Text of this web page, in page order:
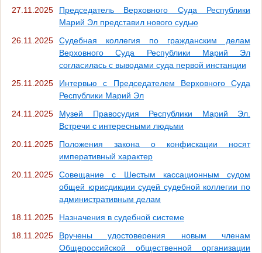
27.11.2025
Председатель Верховного Суда Республики
Марий Эл представил нового судью
26.11.2025
Судебная коллегия по гражданским делам
Верховного Суда Республики Марий Эл
согласилась с выводами суда первой инстанции
25.11.2025
Интервью с Председателем Верховного Суда
Республики Марий Эл
24.11.2025
Музей Правосудия Республики Марий Эл.
Встречи с интересными людьми
20.11.2025
Положения закона о конфискации носят
императивный характер
20.11.2025
Совещание с Шестым кассационным судом
общей юрисдикции судей судебной коллегии по
административным делам
18.11.2025
Назначения в судебной системе
18.11.2025
Вручены удостоверения новым членам
Общероссийской общественной организации